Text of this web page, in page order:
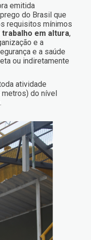
emitida
do Brasil que
requisitos mínimos
trabalho em altura,
e a
e a saúde
ou indiretamente
atividade
metros) do nível